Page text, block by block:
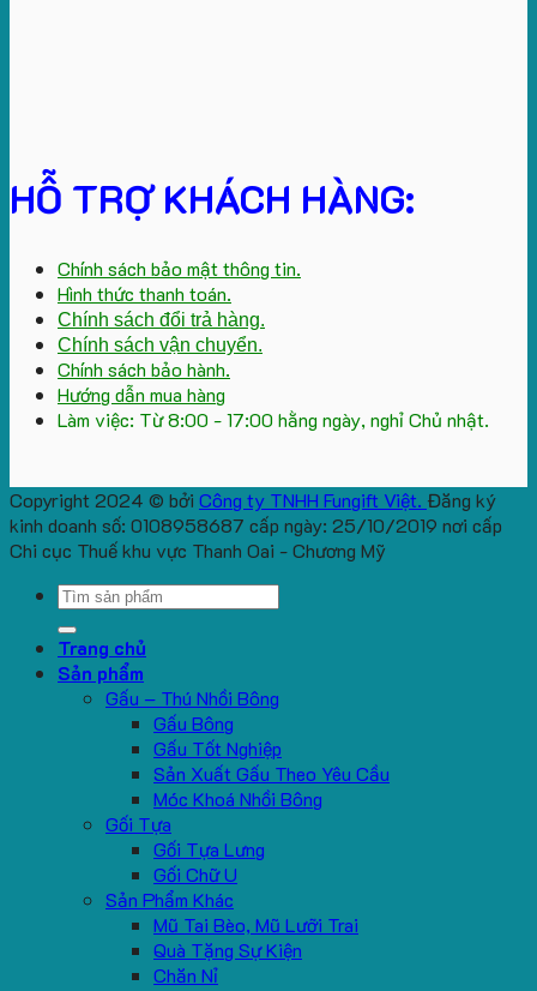
HỖ TRỢ KHÁCH HÀNG:
Chính sách bảo mật thông tin.
Hình thức thanh toán.
Chính sách đổi trả hàng.
Chính sách vận chuyển.
Chính sách bảo hành.
Hướng dẫn mua hàng
Làm việc: Từ 8:00 - 17:00 hằng ngày, nghỉ Chủ nhật.
Copyright 2024 © bởi Công ty TNHH Fungift Việt. Đăng ký
kinh doanh số: 0108958687 cấp ngày: 25/10/2019 nơi cấp
Chi cục Thuế khu vực Thanh Oai - Chương Mỹ
Search
Trang chủ
Sản phẩm
Gấu – Thú Nhồi Bông
Gấu Bông
Gấu Tốt Nghiệp
Sản Xuất Gấu Theo Yêu Cầu
Móc Khoá Nhồi Bông
Gối Tựa
Gối Tựa Lưng
Gối Chữ U
Sản Phẩm Khác
Mũ Tai Bèo, Mũ Lưỡi Trai
Quà Tặng Sự Kiện
Chăn Nỉ